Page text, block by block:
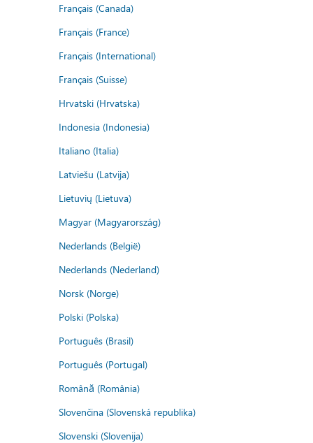
Français (Canada)
Français (France)
Français (International)
Français (Suisse)
Hrvatski (Hrvatska)
Indonesia (Indonesia)
Italiano (Italia)
Latviešu (Latvija)
Lietuvių (Lietuva)
Magyar (Magyarország)
Nederlands (België)
Nederlands (Nederland)
Norsk (Norge)
Polski (Polska)
Português (Brasil)
Português (Portugal)
Română (România)
Slovenčina (Slovenská republika)
Slovenski (Slovenija)